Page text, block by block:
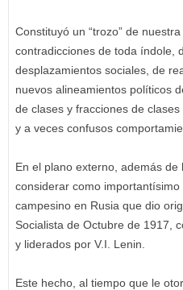
Constituyó un “trozo” de
contradicciones de toda índole,
desplazamientos sociales, de
nuevos alineamientos políticos
de clases y fracciones de
y a veces confusos
En el plano externo, además
considerar como
campesino en Rusia que dio
Socialista de Octubre de 1917,
y liderados por V.I. Lenin.
Este hecho, al tiempo que le